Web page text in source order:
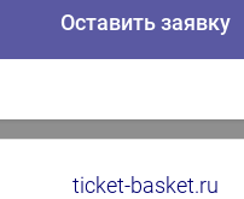
Оставить заявку
ticket-basket.ru